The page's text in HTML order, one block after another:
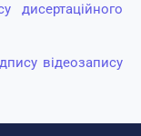
дисертаційного
відеозапису